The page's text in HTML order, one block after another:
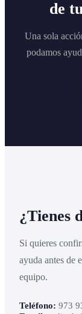
de
Una sola
podamos
¿Tienes
Si quieres
ayuda antes de
equipo.
Teléfono: 973